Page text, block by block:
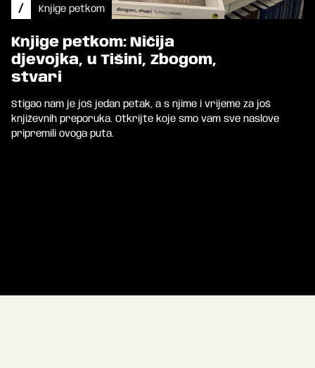
/ Knjige petkom
Knjige petkom: Ničija
djevojka, u Tišini, Zbogom,
stvari
Stigao nam je još jedan petak, a s njime i vrijeme za još
književnih preporuka. Otkrijte koje smo vam sve naslove
pripremili ovoga puta.